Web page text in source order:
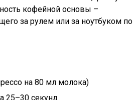
кофейной основы –
за рулем или за ноутбуком по
на 80 мл молока)
25–30 секунд